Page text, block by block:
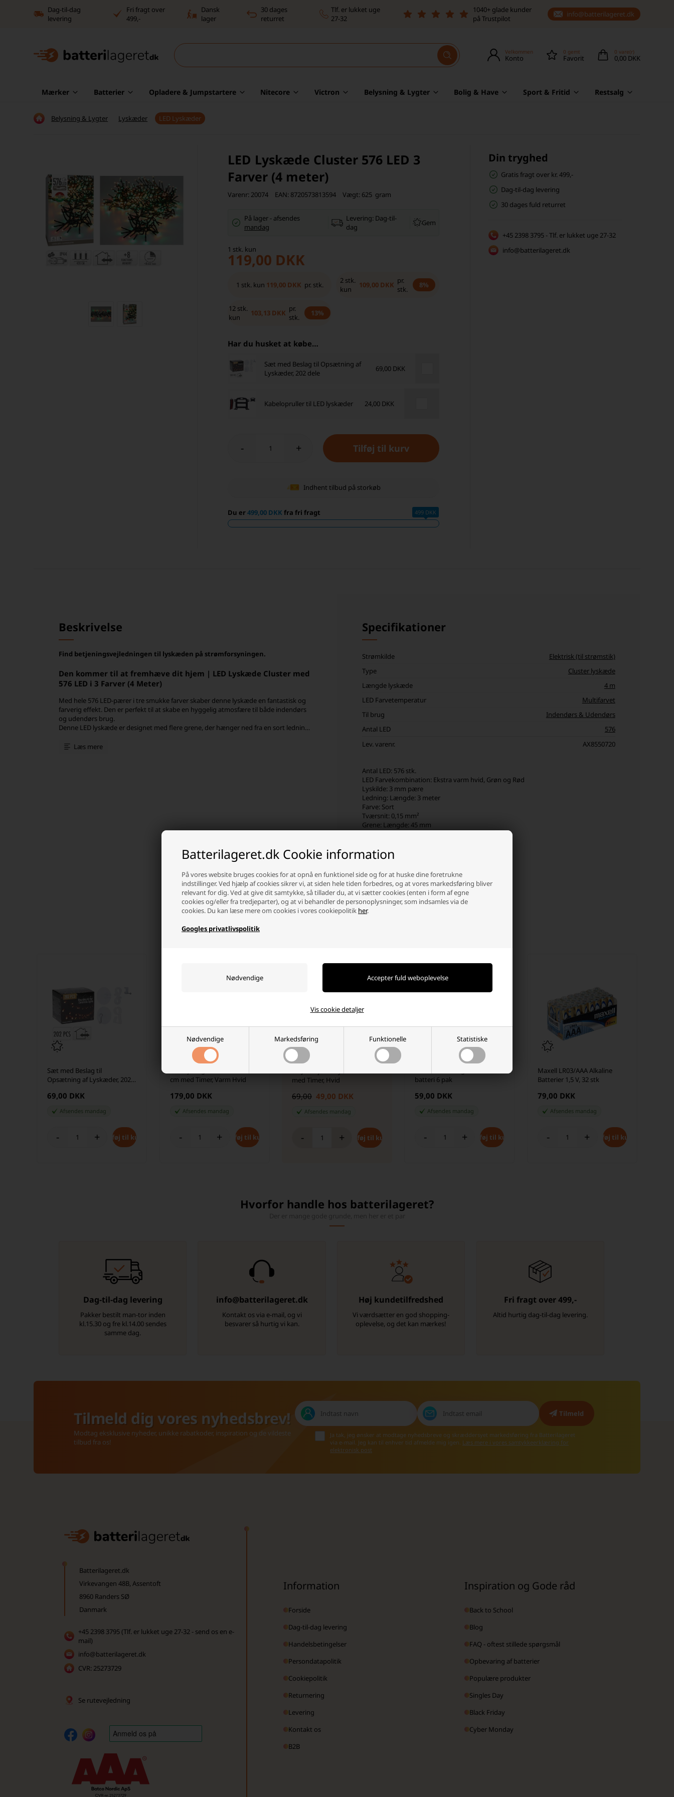
Batterilageret.dk Cookie information
På vores website bruges cookies for at opnå en funktionel side og for at huske dine foretrukne
indstillinger. Ved hjælp af cookies sikrer vi, at siden hele tiden forbedres, og at vores markedsføring bliver
relevant for dig. Ved at give dit samtykke, så tillader du, at vi sætter cookies (enten i form af egne
cookies og/eller fra tredjeparter), og at vi behandler de personoplysninger, som indsamles via de
cookies. Du kan læse mere om cookies i vores cookiepolitik her.
Googles privatlivspolitik
Nødvendige Markedsføring Funktionelle Statistiske
Vis cookie detaljer
Dag-til-dag
levering
Fri fragt over
499,-
Dansk
lager
30 dages
returret
Tlf. er lukket uge
27-32
1040+ glade kunder
på Trustpilot
info@batterilageret.dk
Velkommen
Konto
0 gemt
Favorit
0 vare(r)
0,00 DKK
Mærker Batterier Opladere & Jumpstartere Nitecore Victron Belysning & Lygter Bolig & Have Sport & Fritid Restsalg
Belysning & Lygter Lyskæder LED Lyskæder
LED Lyskæde Cluster 576 LED 3
Farver (4 meter)
Varenr: 20074 EAN: 8720573813594 Vægt: 625 gram
På lager- afsendes
mandag
Levering: Dag-til-
dag
Gem
1 stk. kun
119,00 DKK
1 stk. kun 119,00 DKK pr. stk. 2 stk.
kun
109,00 DKK pr.
stk.
8%
12 stk.
kun
103,13 DKK pr.
stk.
13%
Har du husket at købe…
Sæt med Beslag til Opsætning af
Lyskæder, 202 dele
69,00 DKK
Kabelopruller til LED lyskæder 24,00 DKK
- +
Indhent tilbud på storkøb
Du er499,00 DKK fra fri fragt 499 DKK
Din tryghed
Gratis fragt over kr. 499,-
Dag-til-dag levering
30 dages fuld returret
+45 2398 3795 - Tlf. er lukket uge 27-32
info@batterilageret.dk
Beskrivelse
Find betjeningsvejledningen til lyskæden på strømforsyningen.
Den kommer til at fremhæve dit hjem | LED Lyskæde Cluster med
576 LED i 3 Farver (4 Meter)
Med hele 576 LED-pærer i tre smukke farver skaber denne lyskæde en fantastisk og
farverig effekt. Den er perfekt til at skabe en hyggelig atmosfære til både indendørs
og udendørs brug.
Denne LED lyskæde er designet med flere grene, der hænger ned fra en sort ledning
varm hvid, grøn og rød, der giver et smukt og levende lys. Lyskædens samlede
Uanset om du ønsker at skabe en hyggelig stemning til en fest eller bare ønsker at
Læs mere
Specifikationer
Strømkilde
Elektrisk (til strømstik)
Type
Cluster lyskæde
Længde lyskæde
4 m
LED Farvetemperatur
Multifarvet
Til brug
Indendørs & Udendørs
Antal LED
576
Lev. varenr.
AX8550720
Antal LED: 576 stk.
LED Farvekombination: Ekstra varm hvid, Grøn og Rød
Lyskilde: 3 mm pære
Ledning: Længde: 3 meter
Farve: Sort
Tværsnit: 0,15 mm²
Grene: Længde: 45 mm
Fjernbetjening: 8 funktioner med hukommelse
Timerfunktion: 8 timer tændt / 16 timer slukket
Sæt med Beslag til
Opsætning af Lyskæder, 202
69,00 DKK
Afsendes mandag
- +
cm med Timer, Varm Hvid
179,00 DKK
Afsendes mandag
- +
SKARP PRIS · SKARP PRIS
med Timer, Hvid
69,00 49,00 DKK
Afsendes mandag
- +
batteri 6 pak
59,00 DKK
Afsendes mandag
- +
Maxell LR03/AAA Alkaline
Batterier 1,5 V, 32 stk
79,00 DKK
Afsendes mandag
- +
Hvorfor handle hos batterilageret?
Dag-til-dag levering
Pakker bestilt man-tor inden
kl.15.30 og fre kl.14.00 sendes
samme dag.
info@batterilageret.dk
Kontakt os via e-mail, og vi
besvarer så hurtig vi kan.
Høj kundetilfredshed
Vi værdsætter en god shopping-
oplevelse, og det kan mærkes!
Fri fragt over 499,-
Altid hurtig dag-til-dag levering.
Tilmeld dig vores nyhedsbrev!
Modtag eksklusive nyheder, unikke rabatkoder, inspiration og de vildeste
tilbud fra os!
Ja tak, jeg ønsker at modtage nyhedsbreve og skræddersyet markedsføring fra Batterilageret
via e-mail. Jeg kan til enhver tid afmelde mig igen. Læs mere i vores samtykkeerklæring for
elektronisk post
Batterilageret.dk
Virkevangen 48B, Assentoft
8960 Randers SØ
Danmark
+45 2398 3795 (Tlf. er lukket uge 27-32 - send os en e-
mail)
info@batterilageret.dk
CVR: 25273729
Se rutevejledning
Information
Forside
Dag-til-dag levering
Handelsbetingelser
Persondatapolitik
Cookiepolitik
Returnering
Levering
Kontakt os
B2B
Inspiration og Gode råd
Back to School
Blog
FAQ - oftest stillede spørgsmål
Opbevaring af batterier
Populære produkter
Singles Day
Black Friday
Cyber Monday